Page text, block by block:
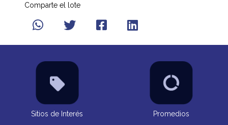
Comparte el lote
Sitios de Interés Promedios